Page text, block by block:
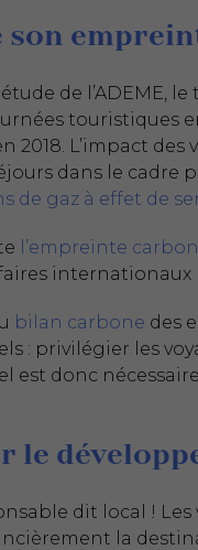
son
étude de l’ADEME,
touristiques
2018. L’impact des
dans le
de gaz à effet de
l’empreinte
bilan carbone des
: privilégier les
est donc
le
dit local ! Les
la